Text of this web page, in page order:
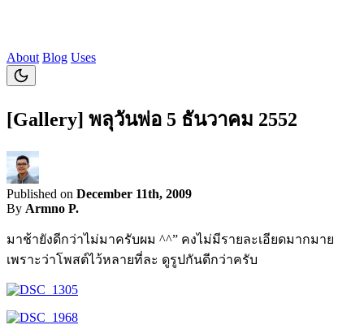
About Blog Uses
[Gallery] พลุวันพ่อ 5 ธันวาคม 2552
Published on December 11th, 2009
By Armno P.
มาช้ายังดีกว่าไม่มาครับผม ^^” คงไม่มีรายละเอียดมากมาย
เพราะว่าโพสต์ไว้หลายที่ละ ดูรูปกันดีกว่าครับ